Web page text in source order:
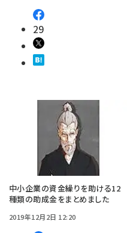
29
中小企業の資金繰りを助ける12
種類の助成金をまとめました
2019年12月2日 12:20